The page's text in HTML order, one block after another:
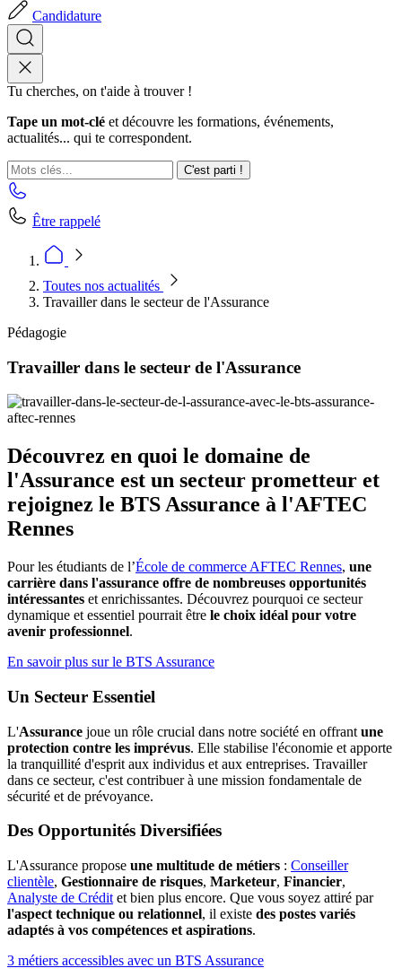
Candidature
Tu cherches, on t'aide à trouver !
Tape un mot-clé et découvre les formations, événements,
actualités... qui te correspondent.
C'est parti !
Être rappelé
Toutes nos actualités
Travailler dans le secteur de l'Assurance
Pédagogie
Travailler dans le secteur de l'Assurance
Découvrez en quoi le domaine de
l'Assurance est un secteur prometteur et
rejoignez le BTS Assurance à l'AFTEC
Rennes
Pour les étudiants de l’École de commerce AFTEC Rennes, une
carrière dans l'assurance offre de nombreuses opportunités
intéressantes et enrichissantes. Découvrez pourquoi ce secteur
dynamique et essentiel pourrait être le choix idéal pour votre
avenir professionnel.
En savoir plus sur le BTS Assurance
Un Secteur Essentiel
L'Assurance joue un rôle crucial dans notre société en offrant une
protection contre les imprévus. Elle stabilise l'économie et apporte
la tranquillité d'esprit aux individus et aux entreprises. Travailler
dans ce secteur, c'est contribuer à une mission fondamentale de
sécurité et de prévoyance.
Des Opportunités Diversifiées
L'Assurance propose une multitude de métiers : Conseiller
clientèle, Gestionnaire de risques, Marketeur, Financier,
Analyste de Crédit et bien plus encore. Que vous soyez attiré par
l'aspect technique ou relationnel, il existe des postes variés
adaptés à vos compétences et aspirations.
3 métiers accessibles avec un BTS Assurance